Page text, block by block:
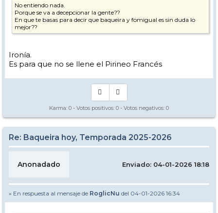
No entiendo nada.
Porque se va a decepcionar la gente??
En que te basas para decir que baqueira y fomigual es sin duda lo
mejor??
Ironía.
Es para que no se llene el Pirineo Francés
Karma: 0 - Votos positivos: 0 - Votos negativos: 0
Re: Baqueira hoy, Temporada 2025-2026
Anonadado Enviado: 04-01-2026 18:18
» En respuesta al mensaje de RoglicNu del 04-01-2026 16:34